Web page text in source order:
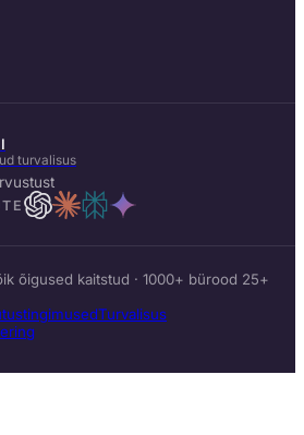
turvalisus
õigused kaitstud · 1000+ bürood 25+
Turvalisus